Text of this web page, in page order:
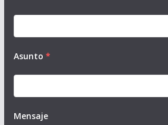
Asunto *
Mensaje